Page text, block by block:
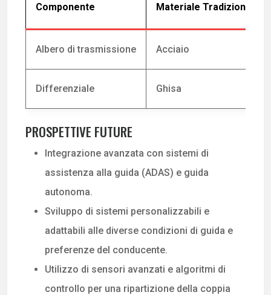
Componente Materiale Tradizionale
Albero di trasmissione Acciaio
Differenziale Ghisa
PROSPETTIVE FUTURE
Integrazione avanzata con sistemi di
assistenza alla guida (ADAS) e guida
autonoma.
Sviluppo di sistemi personalizzabili e
adattabili alle diverse condizioni di guida e
preferenze del conducente.
Utilizzo di sensori avanzati e algoritmi di
controllo per una ripartizione della coppia